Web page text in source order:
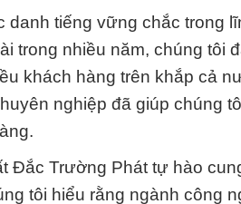
tiếng vững chắc trong
trong nhiều năm, chúng tôi
khách hàng trên khắp cả
nghiệp đã giúp chúng
Đắc Trường Phát tự hào
tôi hiểu rằng ngành công